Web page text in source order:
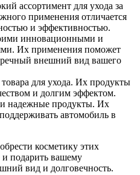
ассортимент для ухода за
применения отличается
и эффективностью.
инновационными и
Их применения поможет
внешний вид вашего
для ухода. Их продукты
и долгим эффектом.
надежные продукты. Их
автомобиль в
косметику этих
подарить вашему
вид и долговечность.